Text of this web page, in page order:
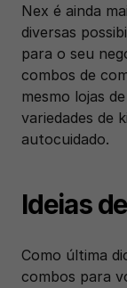
Nex é ainda
diversas
para o seu
combos de
mesmo lojas
variedades de
autocuidado.
Ideias
Como última
combos para